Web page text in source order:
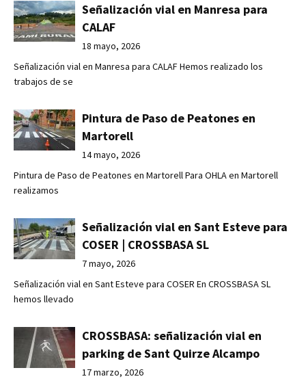
Señalización vial en Manresa para
CALAF
18 mayo, 2026
Señalización vial en Manresa para CALAF Hemos realizado los
trabajos de se
Pintura de Paso de Peatones en
Martorell
14 mayo, 2026
Pintura de Paso de Peatones en Martorell Para OHLA en Martorell
realizamos
Señalización vial en Sant Esteve para
COSER | CROSSBASA SL
7 mayo, 2026
Señalización vial en Sant Esteve para COSER En CROSSBASA SL
hemos llevado
CROSSBASA: señalización vial en
parking de Sant Quirze Alcampo
17 marzo, 2026